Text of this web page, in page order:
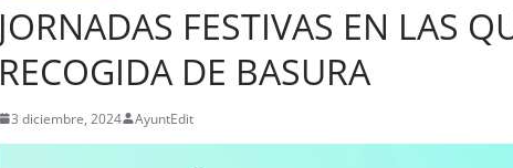
JORNADAS FESTIVAS EN LAS
RECOGIDA DE BASURA
3 diciembre, 2024 AyuntEdit